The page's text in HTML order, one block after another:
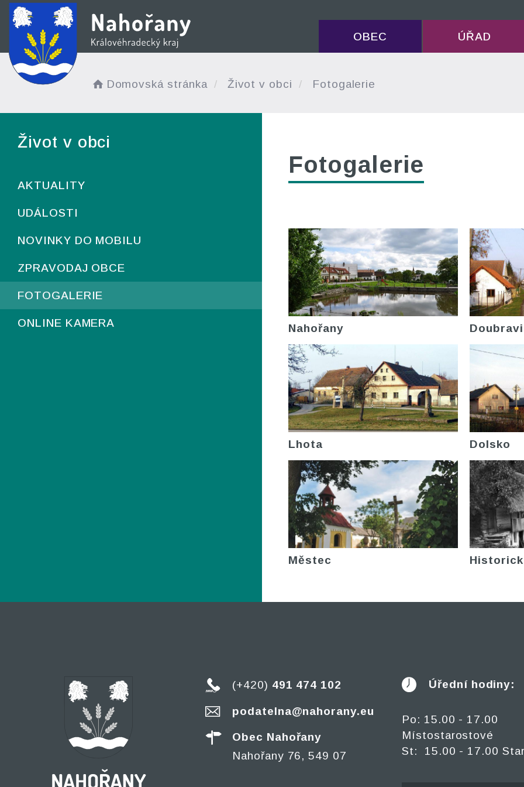
OBEC ÚŘAD
Domovská stránka Život v obci Fotogalerie
Život v obci
AKTUALITY
UDÁLOSTI
NOVINKY DO MOBILU
ZPRAVODAJ OBCE
FOTOGALERIE
ONLINE KAMERA
Fotogalerie
Nahořany
Lhota Dolsko
Městec
(+420) 491 474 102
podatelna@nahorany.eu
Obec Nahořany
Nahořany 76, 549 07
Úřední hodiny:
Po: 15.00 - 17.00
Místostarostové
St: 15.00 - 17.00